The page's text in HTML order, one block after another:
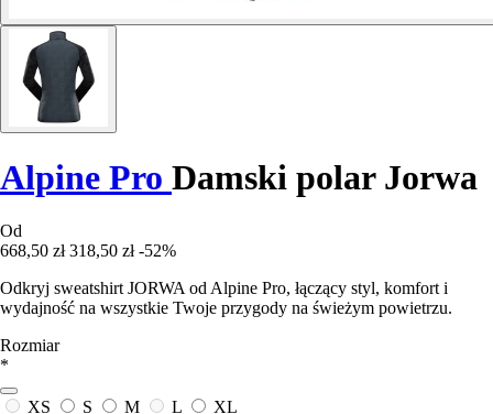
Alpine Pro Damski polar Jorwa
Od
668,50 zł 318,50 zł -52%
Odkryj sweatshirt JORWA od Alpine Pro, łączący styl, komfort i
wydajność na wszystkie Twoje przygody na świeżym powietrzu.
Rozmiar
*
XS S M L
XL